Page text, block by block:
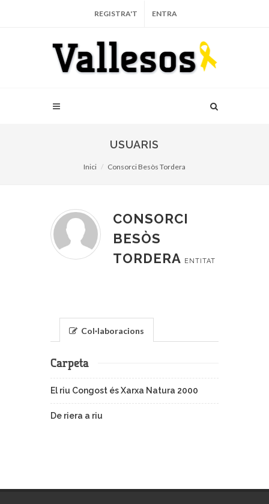
REGISTRA'T ENTRA
USUARIS
Inici Consorci Besòs Tordera
CONSORCI
BESÒS
TORDERA ENTITAT
Col·laboracions
Carpeta
El riu Congost és Xarxa Natura 2000
De riera a riu